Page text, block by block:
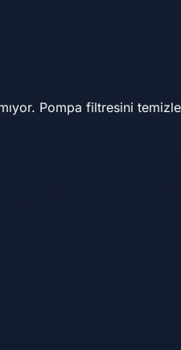
Pompa filtresini